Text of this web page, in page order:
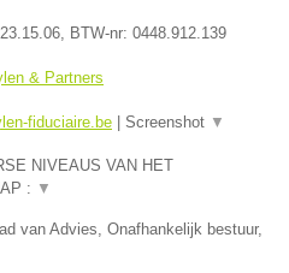
, BTW-nr: 0448.912.139
& Partners
fiduciaire.be Screenshot ▼
NIVEAUS VAN HET
: ▼
van Advies, Onafhankelijk bestuur,